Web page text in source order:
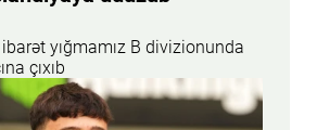
yığmamız B divizionunda
çıxıb